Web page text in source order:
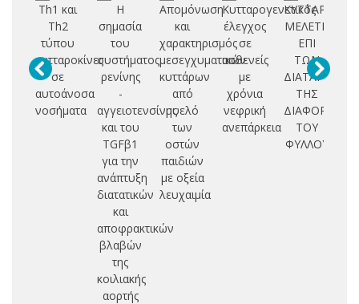
Th1 και
Th2
τύπου
κυτταροκίνες
σε
αυτοάνοσα
νοσήματα
Η
σημασία
του
συστήματος
ρενίνης
-
αγγειοτενσίνης
και του
TGFβ1
για την
ανάπτυξη
διατατικών
και
αποφρακτικών
βλαβών
της
κοιλιακής
αορτής
Απομόνωση
και
χαρακτηρισμός
μεσεγχυματικών
κυττάρων
από
μυελό
των
οστών
παιδιών
με οξεία
λευχαιμία
Κυτταρογενετικός
έλεγχος
σε
ασθενείς
με
χρόνια
νεφρική
ανεπάρκεια
ΜΕΛΕΤΗ
ΕΠΙ
ΤΩΝ
ΔΙΑΤΑΡΑΧΩΝ
ΤΗΣ
ΤΟΥ
ΦΥΛΛΟΥ